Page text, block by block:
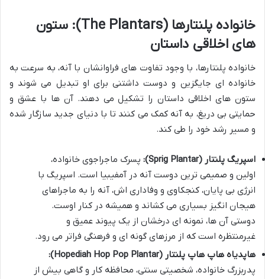
خانواده پلنتارها (The Plantars): ستون
های اخلاقی داستان
خانواده پلنتارها، با وجود تفاوت های فراوانشان با آنه، به سرعت به
خانواده ای جایگزین و دوست داشتنی برای او تبدیل می شوند و
ستون های اخلاقی داستان را تشکیل می دهند. آن ها با عشق و
حمایتی بی دریغ، به آنه کمک می کنند تا با دنیای جدید سازگار شده
و مسیر رشد خود را طی کند.
اسپریگ پلنتار (Sprig Plantar):
پسرک ماجراجوی خانواده،
اولین و صمیمی ترین دوست آنه در آمفیبیا است. اسپریگ با
انرژی بی پایان، کنجکاوی و وفاداری اش، آنه را به ماجراهای
هیجان انگیز بسیاری می کشاند و همیشه در کنار اوست.
دوستی آن ها، نمونه ای درخشان از یک پیوند عمیق و
غیرمنتظره است که از مرزهای گونه ای و فرهنگی فراتر می رود.
هاپدیاه هاپ هاپ پلنتار (Hopediah Hop Pop Plantar):
پدربزرگ خانواده، شخصیتی سنتی، محافظه کار و گاهی بیش از